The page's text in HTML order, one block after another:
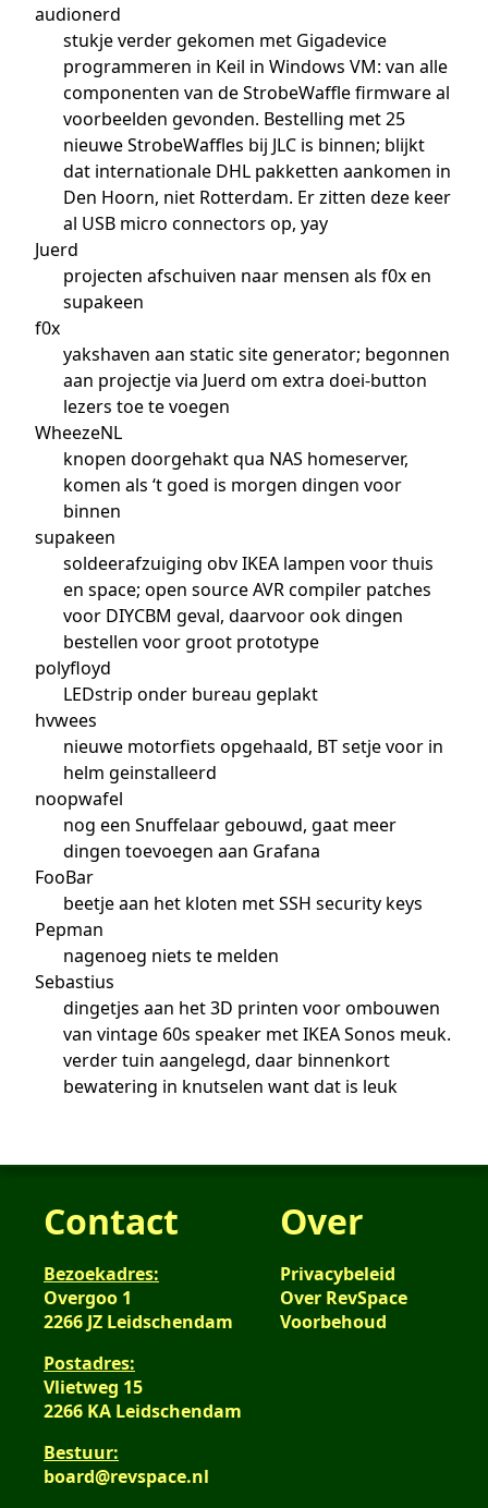
audionerd
stukje verder gekomen met Gigadevice
programmeren in Keil in Windows VM: van alle
componenten van de StrobeWaffle firmware al
voorbeelden gevonden. Bestelling met 25
nieuwe StrobeWaffles bij JLC is binnen; blijkt
dat internationale DHL pakketten aankomen in
Den Hoorn, niet Rotterdam. Er zitten deze keer
al USB micro connectors op, yay
Juerd
projecten afschuiven naar mensen als f0x en
supakeen
f0x
yakshaven aan static site generator; begonnen
aan projectje via Juerd om extra doei-button
lezers toe te voegen
WheezeNL
knopen doorgehakt qua NAS homeserver,
komen als ‘t goed is morgen dingen voor
binnen
supakeen
soldeerafzuiging obv IKEA lampen voor thuis
en space; open source AVR compiler patches
voor DIYCBM geval, daarvoor ook dingen
bestellen voor groot prototype
polyfloyd
LEDstrip onder bureau geplakt
hvwees
nieuwe motorfiets opgehaald, BT setje voor in
helm geinstalleerd
noopwafel
nog een Snuffelaar gebouwd, gaat meer
dingen toevoegen aan Grafana
FooBar
beetje aan het kloten met SSH security keys
Pepman
nagenoeg niets te melden
Sebastius
dingetjes aan het 3D printen voor ombouwen
van vintage 60s speaker met IKEA Sonos meuk.
verder tuin aangelegd, daar binnenkort
bewatering in knutselen want dat is leuk
Contact
Bezoekadres:
Overgoo 1
2266 JZ Leidschendam
Postadres:
Vlietweg 15
2266 KA Leidschendam
Bestuur:
board@revspace.nl
Over
Privacybeleid
Over RevSpace
Voorbehoud